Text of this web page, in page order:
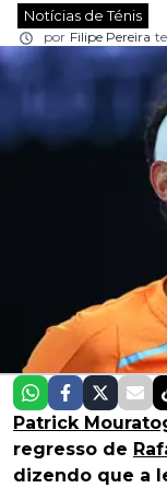
Notícias de Ténis
por Filipe Pereira
Patrick
regresso de
dizendo que a